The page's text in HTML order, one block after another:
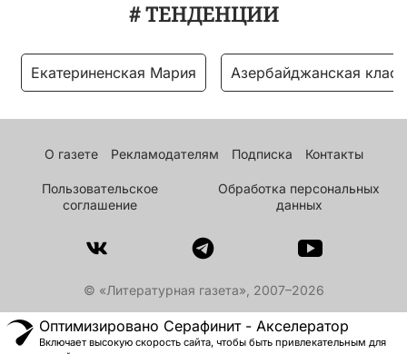
# ТЕНДЕНЦИИ
Екатериненская Мария Азербайджанская
О газете Рекламодателям Подписка Контакты
Пользовательское
соглашение
Обработка персональных
данных
© «Литературная газета», 2007–2026
Оптимизировано Серафинит - Акселератор
Включает высокую скорость сайта, чтобы быть привлекательным для